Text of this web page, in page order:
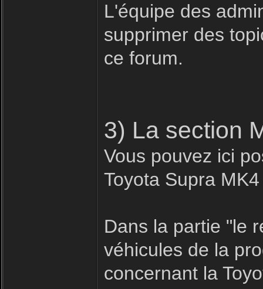
L'équipe des
supprimer des
ce forum.
3) La section
Vous pouvez ici
Toyota Supra MK4
Dans la partie "le
véhicules de la
concernant la